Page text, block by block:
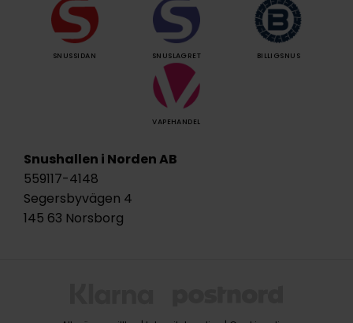
SNUSSIDAN SNUSLAGRET BILLIGSNUS
VAPEHANDEL
Snushallen i Norden AB
559117-4148
Segersbyvägen 4
145 63 Norsborg